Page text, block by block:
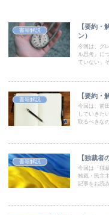
書籍解説
【要約・
ン）
今回は、グ
ル思考』に
ていない」
書籍解説
【要約・
今回は、前
していきた
取るべきな
書籍解説
【独裁者
今回は『独
独裁・民主
記事をお読